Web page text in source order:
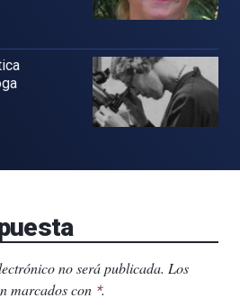
no será publicada. Los
marcados con *.